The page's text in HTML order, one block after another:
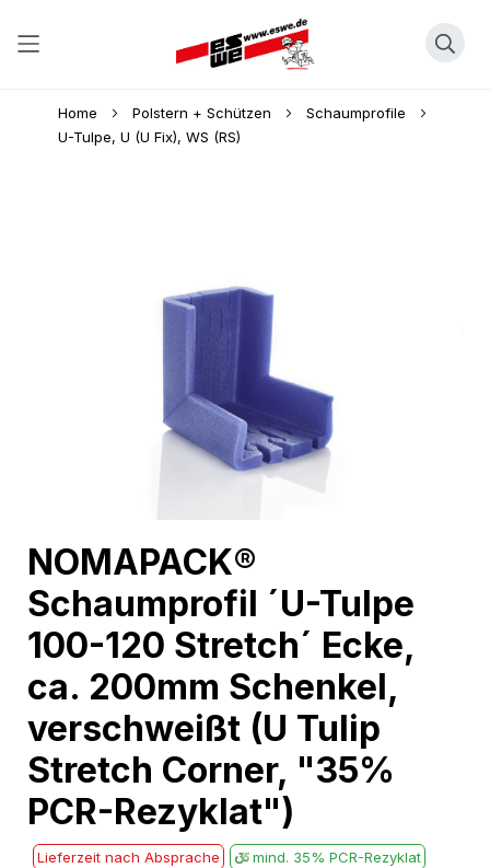
Home Polstern + Schützen
Schaumprofile
U-Tulpe, U (U Fix), WS (RS)
to
the
beginning
of
the
images
NOMAPACK®
Schaumprofil ´U-Tulpe
100-120 Stretch´ Ecke,
ca. 200mm Schenkel,
verschweißt (U Tulip
Stretch Corner, "35%
PCR-Rezyklat")
Lieferzeit nach Absprache
mind. 35% PCR-Rezyklat